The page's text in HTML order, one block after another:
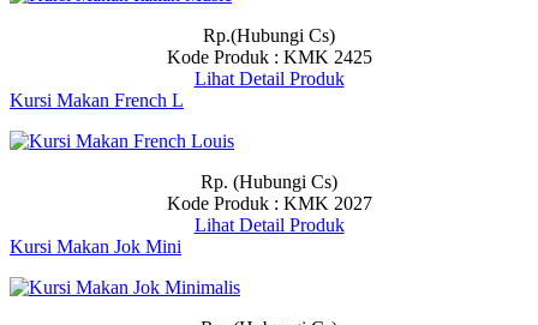
Rp.(Hubungi Cs)
Kode Produk : KMK 2425
Lihat Detail Produk
Kursi Makan French L
Rp. (Hubungi Cs)
Kode Produk : KMK 2027
Lihat Detail Produk
Kursi Makan Jok Mini